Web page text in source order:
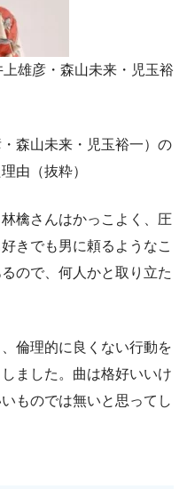
雄彦・森山未来・児玉裕
森山未来・児玉裕一）の
由（抜粋）
檎さんはかっこよく、圧
きでも男に頼るようなこ
ので、何人かと取り立た
倫理的に良くない行動を
ました。曲は格好いいけ
ものでは無いと思ってし